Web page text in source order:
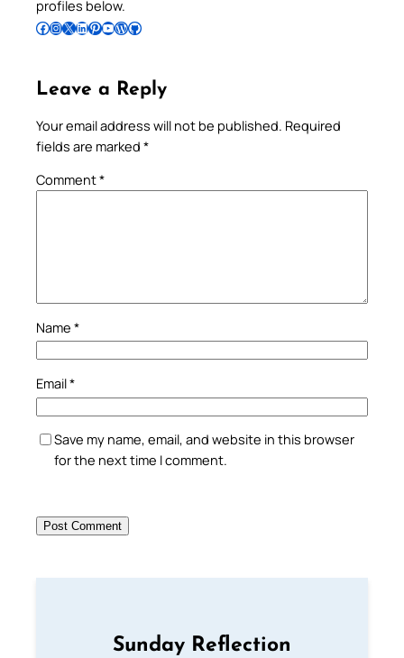
profiles below.
Follow Pradeep on Facebook Follow Pradeep on InstagramFollow Pradeep on X Follow Pradeep on LinkedIn Follow Pradeep on Pinterest Subscribe to Pradeep’s Youtube Channel Follow Pradeep on WordPress Follow Pradeep on GitHub
Leave a Reply
Your email address will not be published. Required
fields are marked *
Comment*
Name *
Email*
Save my name, email, and website in this browser
for the next time I comment.
Sunday Reflection